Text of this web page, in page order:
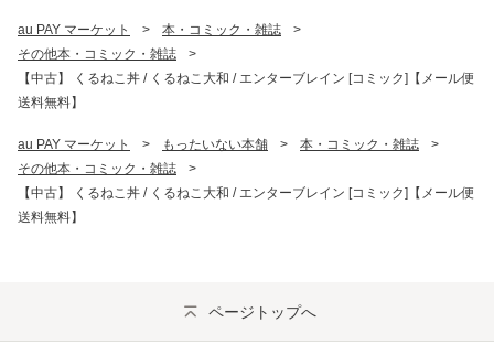
au PAY マーケット > 本・コミック・雑誌
>
その他本・コミック・雑誌
>
【中古】 くるねこ丼 / くるねこ大和 / エンターブレイン [コミック]【メール便
送料無料】
au PAY マーケット > もったいない本舗 > 本・コミック・雑誌
>
その他本・コミック・雑誌
>
【中古】 くるねこ丼 / くるねこ大和 / エンターブレイン [コミック]【メール便
送料無料】
ページトップへ